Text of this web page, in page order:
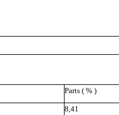
Parts ( % )
8,41